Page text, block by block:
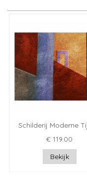
Schilderij Moderne
€ 119.00
Bekijk